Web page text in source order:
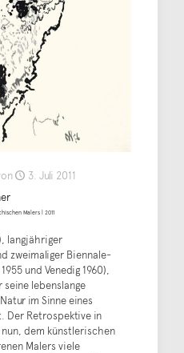
3. Juli 2011
Malers | 2011
langjähriger
zweimaliger Biennale-
und Venedig 1960),
lebenslange
im Sinne eines
Der Retrospektive in
dem künstlerischen
Malers viele